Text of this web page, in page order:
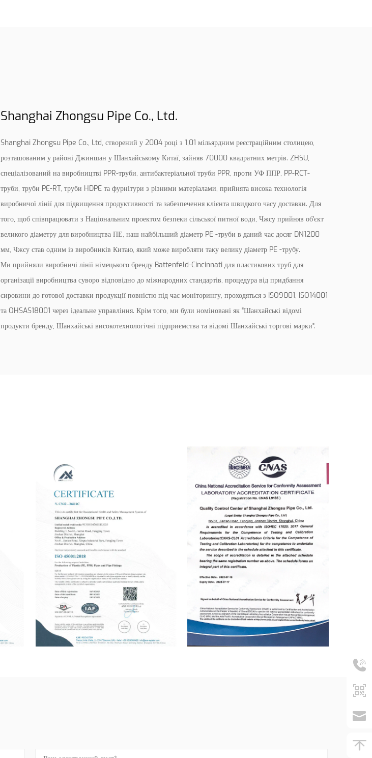
Shanghai Zhongsu Pipe Co., Ltd.
Shanghai Zhongsu Pipe Co., Ltd, створений у 2004 році з 1,01 мільярдним реєстраційним столицею,
розташованим у районі Джиншан у Шанхайському Китаї, зайняв 70000 квадратних метрів. ZHSU,
спеціалізований на виробництві PPR-труби, антибактеріальної труби PPR, проти УФ ППР, PP-RCT-
труби, труби PE-RT, труби HDPE та фурнітури з різними матеріалами, прийнята висока технологія
виробничої лінії для підвищення продуктивності та забезпечення клієнта швидкого часу доставки. Для
того, щоб співпрацювати з Національним проектом безпеки сільської питної води, Чжсу прийняв об'єкт
великого діаметру для виробництва ПЕ, наш найбільший діаметр PE -труби в даний час досяг DN1200
мм, Чжсу став одним із виробників Китаю, який може виробляти таку велику діаметр PE -трубу.
Ми прийняли виробничі лінії німецького бренду Battenfeld-Cincinnati для пластикових труб для
організації виробництва суворо відповідно до міжнародних стандартів, процедура від придбання
сировини до готової доставки продукції повністю під час моніторингу, проходяться з ISO9001, ISO14001
та OHSAS18001 через ідеальне управління. Крім того, ми були номіновані як "Шанхайські відомі
продукти бренду, Шанхайські високотехнологічні підприємства та відомі Шанхайські торгові марки".